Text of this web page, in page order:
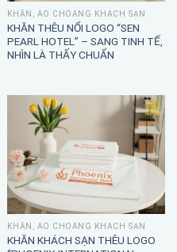
KHĂN, ÁO CHOÀNG KHÁCH SẠN
KHĂN THÊU NỔI LOGO “SEN
PEARL HOTEL” – SANG TINH TẾ,
KHĂN, ÁO CHOÀNG KHÁCH SẠN